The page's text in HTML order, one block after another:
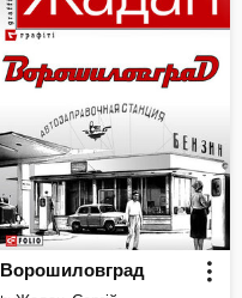
Ворошиловград